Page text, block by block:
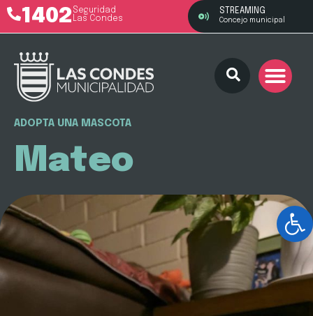
1402 Seguridad
Las Condes
STREAMING
Concejo municipal
ADOPTA UNA MASCOTA
Mateo